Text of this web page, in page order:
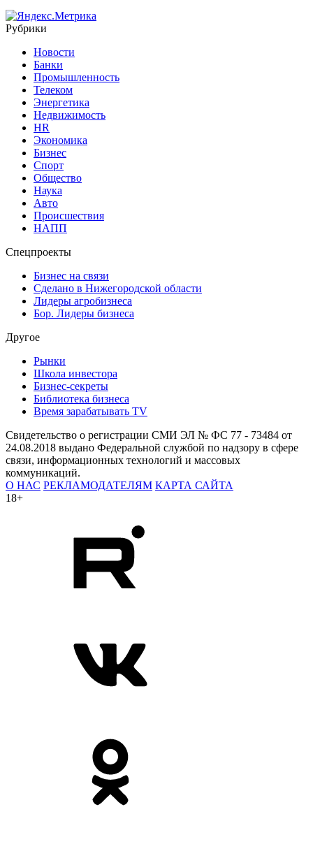
Рубрики
Новости
Банки
Промышленность
Телеком
Энергетика
Недвижимость
HR
Экономика
Бизнес
Спорт
Общество
Наука
Авто
Происшествия
НАПП
Спецпроекты
Бизнес на связи
Сделано в Нижегородской области
Лидеры агробизнеса
Бор. Лидеры бизнеса
Другое
Рынки
Школа инвестора
Бизнес-секреты
Библиотека бизнеса
Время зарабатывать TV
Свидетельство о регистрации СМИ ЭЛ № ФС 77 - 73484 от
24.08.2018 выдано Федеральной службой по надзору в сфере
связи, информационных технологий и массовых
коммуникаций.
О НАС РЕКЛАМОДАТЕЛЯМ КАРТА САЙТА
18+